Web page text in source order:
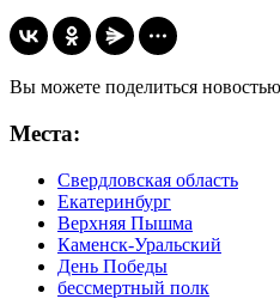
Вы можете поделиться
Места:
Свердловская область
Екатеринбург
Верхняя Пышма
Каменск-Уральский
День Победы
бессмертный полк